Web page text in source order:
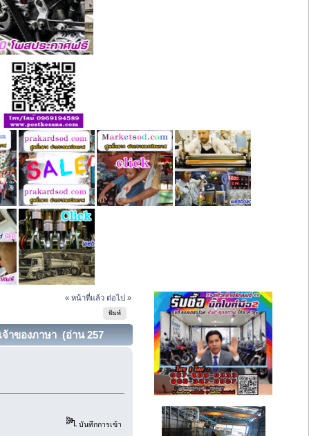
« หน้าที่แล้ว ต่อไป »
พิมพ์
จ้าของภาษา (อ่าน 257
บันทึกการเข้า